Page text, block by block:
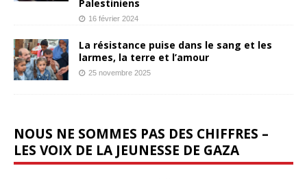
Palestiniens
16 février 2024
La résistance puise dans le sang et les
larmes, la terre et l’amour
25 novembre 2025
NOUS NE SOMMES PAS DES CHIFFRES –
LES VOIX DE LA JEUNESSE DE GAZA